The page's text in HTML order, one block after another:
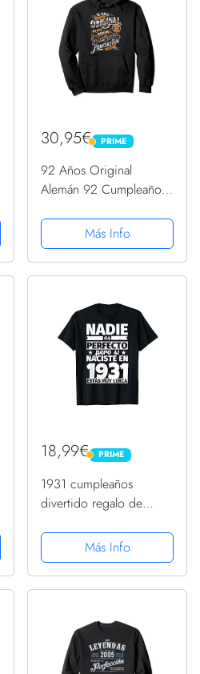
30,95€ PRIME
PRIME
92 Años Original
Alemán 92 Cumpleaños
Sudadera con Capucha
Más Info
18,99€ PRIME
PRIME
1931 cumpleaños
divertido regalo de
Más Info